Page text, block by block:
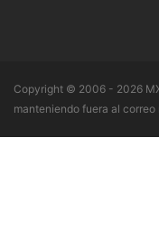
Copyright © 2006 - 2026
manteniendo fuera al correo